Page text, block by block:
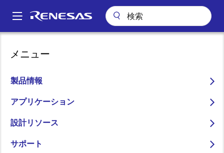
ン
Main
メニュー
製品情報
アプリケーション
設計リソース
サポート
パ
ン
く
ず
RAマイコンのエコシステムを拡充、RAファミリ向けパートナソリュー
RAマイコンのエコシステ
ムを拡充、RAファミリ向
けパートナソリューション
第一弾を発表